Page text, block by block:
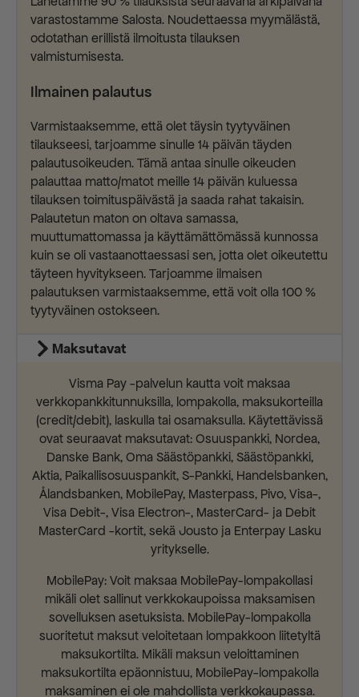
varastostamme Salosta. Noudettaessa myymälästä,
odotathan erillistä ilmoitusta tilauksen
valmistumisesta.
Ilmainen palautus
Varmistaaksemme, että olet täysin tyytyväinen
tilaukseesi, tarjoamme sinulle 14 päivän täyden
palautusoikeuden. Tämä antaa sinulle oikeuden
palauttaa matto/matot meille 14 päivän kuluessa
tilauksen toimituspäivästä ja saada rahat takaisin.
Palautetun maton on oltava samassa,
muuttumattomassa ja käyttämättömässä kunnossa
kuin se oli vastaanottaessasi sen, jotta olet oikeutettu
täyteen hyvitykseen. Tarjoamme ilmaisen
palautuksen varmistaaksemme, että voit olla 100 %
tyytyväinen ostokseen.
Maksutavat
Visma Pay -palvelun kautta voit maksaa
verkkopankkitunnuksilla, lompakolla, maksukorteilla
(credit/debit), laskulla tai osamaksulla. Käytettävissä
ovat seuraavat maksutavat: Osuuspankki, Nordea,
Danske Bank, Oma Säästöpankki, Säästöpankki,
Aktia, Paikallisosuuspankit, S-Pankki, Handelsbanken,
Ålandsbanken, MobilePay, Masterpass, Pivo, Visa-,
Visa Debit-, Visa Electron-, MasterCard- ja Debit
MasterCard -kortit, sekä Jousto ja Enterpay Lasku
yritykselle.
MobilePay: Voit maksaa MobilePay-lompakollasi
mikäli olet sallinut verkkokaupoissa maksamisen
sovelluksen asetuksista. MobilePay-lompakolla
suoritetut maksut veloitetaan lompakkoon liitetyltä
maksukortilta. Mikäli maksun veloittaminen
maksukortilta epäonnistuu, MobilePay-lompakolla
maksaminen ei ole mahdollista verkkokaupassa.